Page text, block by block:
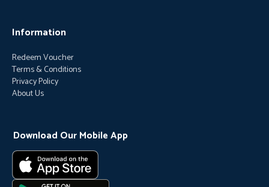
Information
Redeem Voucher
Terms & Conditions
Privacy Policy
About Us
Download Our Mobile App